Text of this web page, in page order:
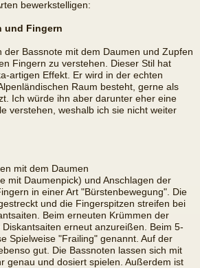
bewerkstelligen:
und Fingern
der Bassnote mit dem Daumen und Zupfen
Fingern zu verstehen. Dieser Stil hat
artigen Effekt. Er wird in der echten
Raum besteht, gerne als
Ich würde ihn aber darunter eher eine
verstehen, weshalb ich sie nicht weiter
mit dem Daumen
mit Daumenpick) und Anschlagen der
in einer Art "Bürstenbewegung". Die
und die Fingerspitzen streifen bei
Beim erneuten Krümmen der
erneut anzureißen. Beim 5-
Spielweise "Frailing" genannt. Auf der
gut. Die Bassnoten lassen sich mit
genau und dosiert spielen. Außerdem ist